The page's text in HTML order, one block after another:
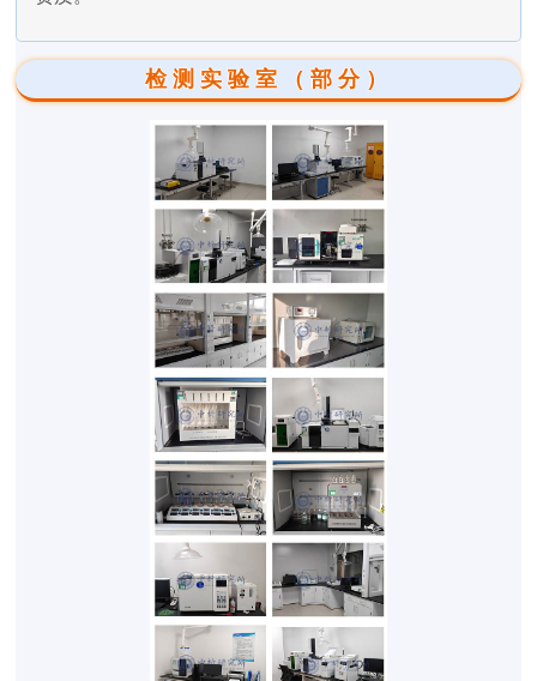
检测实验室（部分）